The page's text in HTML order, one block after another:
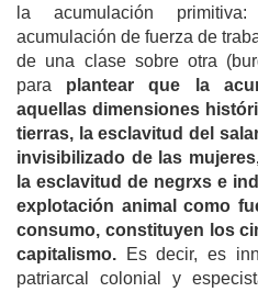
la acumulación
acumulación de fuerza de
de una clase sobre otra
para plantear que la
aquellas dimensiones
tierras, la esclavitud del
invisibilizado de las
la esclavitud de negrxs e
explotación animal como
consumo, constituyen los
capitalismo. Es decir, es
patriarcal colonial y